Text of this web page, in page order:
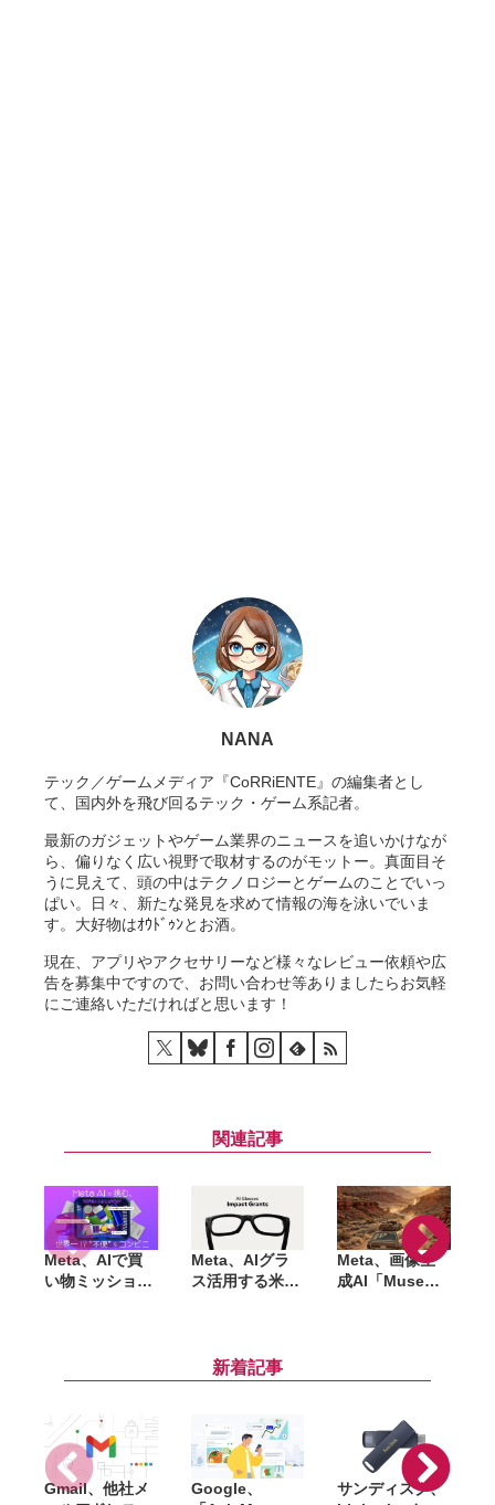
NANA
テック／ゲームメディア『CoRRiENTE』の編集者とし
て、国内外を飛び回るテック・ゲーム系記者。
最新のガジェットやゲーム業界のニュースを追いかけなが
ら、偏りなく広い視野で取材するのがモットー。真面目そ
うに見えて、頭の中はテクノロジーとゲームのことでいっ
ぱい。日々、新たな発見を求めて情報の海を泳いでいま
す。大好物はｵｳﾄﾞｩﾝとお酒。
現在、アプリやアクセサリーなど様々なレビュー依頼や広
告を募集中ですので、お問い合わせ等ありましたらお気軽
にご連絡いただければと思います！
関連記事
Meta、AIで買
い物ミッション
ラスも試せる
Meta、AIグラ
ス活用する米国
の人の生活をサ
ポート
Meta、画像生
成AI「Muse
新着記事
Gmail、他社メ
Google、
サンディスク、